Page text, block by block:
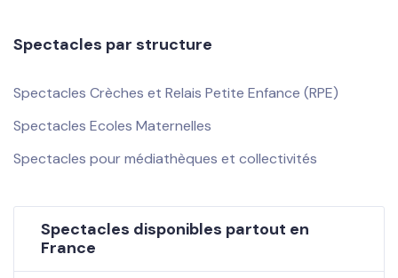
Spectacles par structure
Spectacles Crèches et Relais Petite Enfance (RPE)
Spectacles Ecoles Maternelles
Spectacles pour médiathèques et collectivités
Spectacles disponibles partout en
France